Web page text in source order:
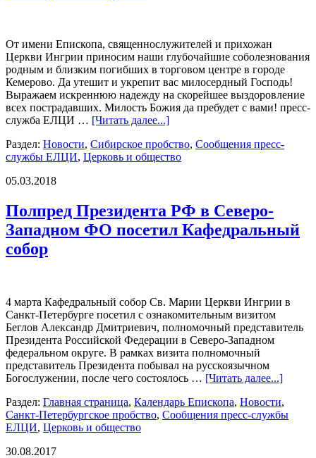
От имени Епископа, священнослужителей и прихожан
Церкви Ингрии приносим наши глубочайшие соболезнования
родным и близким погибших в торговом центре в городе
Кемерово. Да утешит и укрепит вас милосердный Господь!
Выражаем искреннюю надежду на скорейшее выздоровление
всех пострадавших. Милость Божия да пребудет с вами! пресс-
служба ЕЛЦИ … [Читать далее...]
Раздел: Новости, Сибирское пробство, Сообщения пресс-
службы ЕЛЦИ, Церковь и общество
05.03.2018
Полпред Президента РФ в Северо-
Западном ФО посетил Кафедральный
собор
4 марта Кафедральный собор Св. Марии Церкви Ингрии в
Санкт-Петербурге посетил с ознакомительным визитом
Беглов Александр Дмитриевич, полномочный представитель
Президента Российской Федерации в Северо-Западном
федеральном округе. В рамках визита полномочный
представитель Президента побывал на русскоязычном
Богослужении, после чего состоялось … [Читать далее...]
Раздел: Главная страница, Календарь Епископа, Новости,
Санкт-Петербургское пробство, Сообщения пресс-службы
ЕЛЦИ, Церковь и общество
30.08.2017